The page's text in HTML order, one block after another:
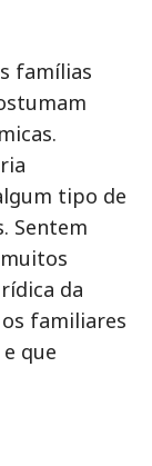
famílias
tipo de
Sentem
da
familiares
que